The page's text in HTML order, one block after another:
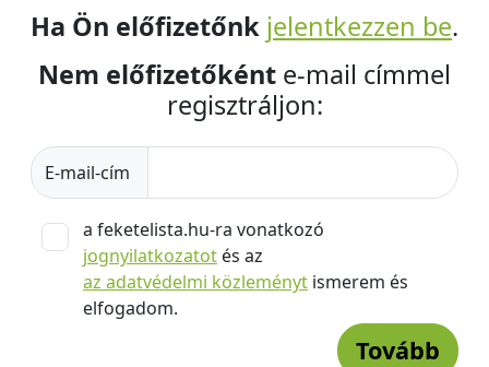
Ha Ön előfizetőnk jelentkezzen be.
Nem előfizetőként e-mail címmel
regisztráljon:
E-mail-cím
a feketelista.hu-ra vonatkozó
jognyilatkozatot és az
az adatvédelmi közleményt ismerem és
elfogadom.
Tovább